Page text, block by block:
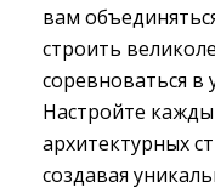
вам
строить
соревноваться в
Настройте
архитектурных
создавая